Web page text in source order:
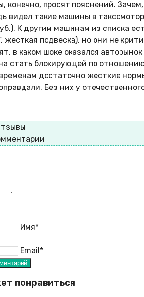
конечно, просят пояснений.
видел такие машины в
К другим машинам из списка
жесткая подвеска), но они не
в каком шоке оказался
стать блокирующей по
достаточно жесткие
Без них у
Имя*
Email*
понравиться